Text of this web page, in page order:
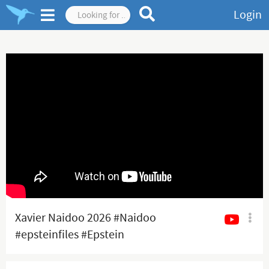
Login
Xavier Naidoo 2026 #Naidoo
#epsteinfiles #Epstein